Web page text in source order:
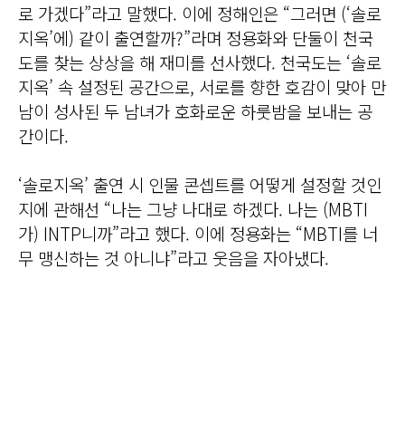
로 가겠다”라고 말했다. 이에 정해인은 “그러면 (‘솔로
지옥’에) 같이 출연할까?”라며 정용화와 단둘이 천국
도를 찾는 상상을 해 재미를 선사했다. 천국도는 ‘솔로
지옥’ 속 설정된 공간으로, 서로를 향한 호감이 맞아 만
남이 성사된 두 남녀가 호화로운 하룻밤을 보내는 공
간이다.
‘솔로지옥’ 출연 시 인물 콘셉트를 어떻게 설정할 것인
지에 관해선 “나는 그냥 나대로 하겠다. 나는 (MBTI
가) INTP니까”라고 했다. 이에 정용화는 “MBTI를 너
무 맹신하는 것 아니냐”라고 웃음을 자아냈다.